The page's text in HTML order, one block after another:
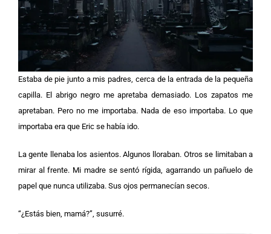
Estaba de pie junto a mis padres, cerca de la entrada de la pequeña
capilla. El abrigo negro me apretaba demasiado. Los zapatos me
apretaban. Pero no me importaba. Nada de eso importaba. Lo que
importaba era que Eric se había ido.
La gente llenaba los asientos. Algunos lloraban. Otros se limitaban a
mirar al frente. Mi madre se sentó rígida, agarrando un pañuelo de
papel que nunca utilizaba. Sus ojos permanecían secos.
“¿Estás bien, mamá?”, susurré.